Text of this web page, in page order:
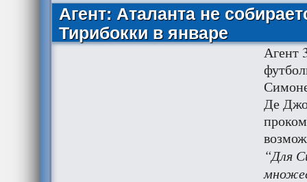
Агент: Аталанта не
Тирибокки в январе
Агент
Де
“Для